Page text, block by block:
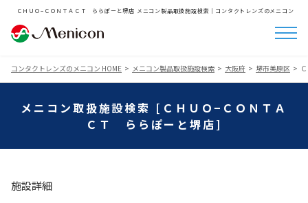
ＣＨＵＯ−ＣＯＮＴＡＣＴ ららぽーと堺店 メニコン製品取扱施設検索│コンタクトレンズのメニコン
コンタクトレンズのメニコン HOME メニコン製品取扱施設検索 大阪府 堺市美原区
メニコン取扱施設検索 [ＣＨＵＯ−ＣＯＮＴＡ
ＣＴ ららぽーと堺店]
施設詳細